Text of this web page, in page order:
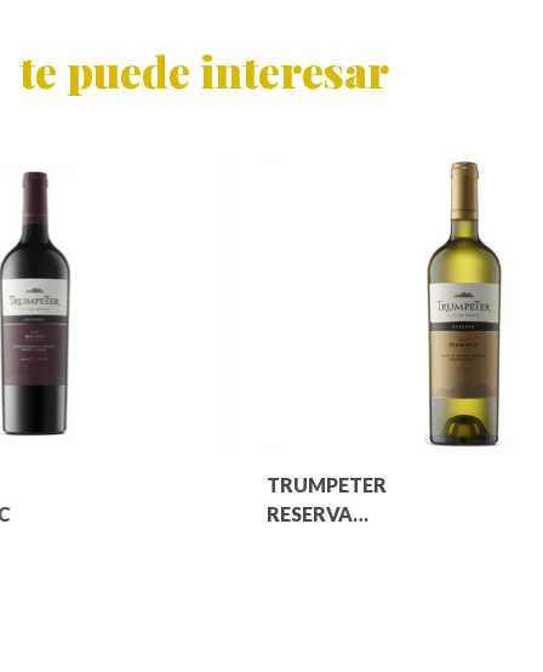
te puede interesar
TRUMPETER
RESERVA